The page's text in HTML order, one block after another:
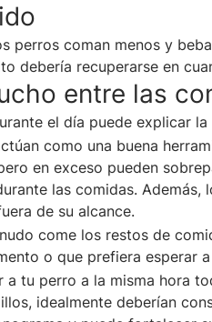
perros coman menos y
debería recuperarse en
entre las
el día puede explicar
como una buena
en exceso pueden
las comidas.
de su alcance.
come los restos de
o que prefiera esperar
a tu perro a la misma hora
idealmente deberían